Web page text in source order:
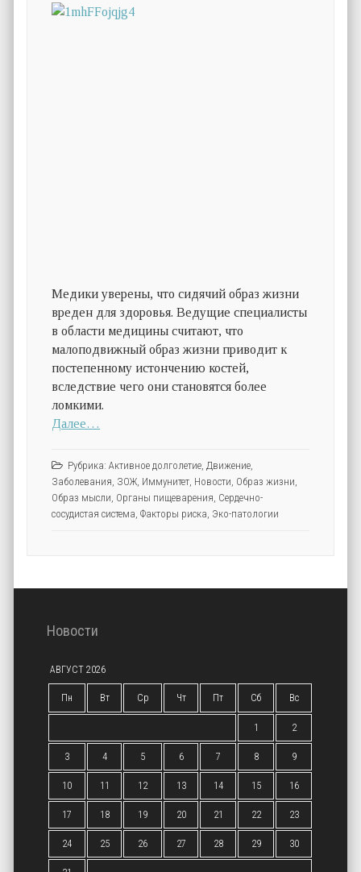
Медики уверены, что сидячий образ жизни
вреден для здоровья. Ведущие специалисты
в области медицины считают, что
малоподвижный образ жизни приводит к
постепенному истончению костей,
вследствие чего они становятся более
ломкими.
Далее…
Рубрика:Активное долголетие,Движение,
Заболевания, ЗОЖ, Иммунитет, Новости, Образ жизни,
Образ мысли, Органы пищеварения, Сердечно-
сосудистая система,Факторы риска, Эко-патологии
Новости
АВГУСТ 2026
Пн Вт Ср Чт Пт Сб Вс
1 2
3 4 5 6 7 8 9
10 11 12 13 14 15 16
17 18 19 20 21 22 23
24 25 26 27 28 29 30